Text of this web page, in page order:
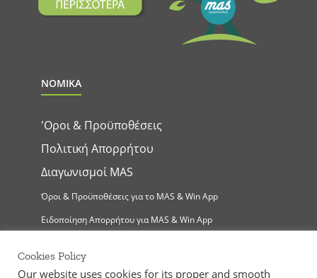
ΝΟΜΙΚΑ
'Οροι & Προϋποθέσεις
Πολιτική Απορρήτου
Διαγωνισμοί MAS
Όροι & Προϋποθέσεις για το MAS & Win App
Ειδοποίηση Απορρήτου για MAS & Win App
Cookies Policy
Our website uses cookies for its proper and smooth